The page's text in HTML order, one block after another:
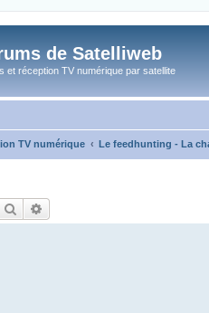
de Satelliweb
et réception TV numérique par satellite
TV numérique Le feedhunting - La
Rechercher